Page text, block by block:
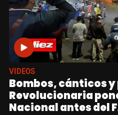
VIDEOS
Bombos, cánticos
Revolucionaria
Nacional antes del